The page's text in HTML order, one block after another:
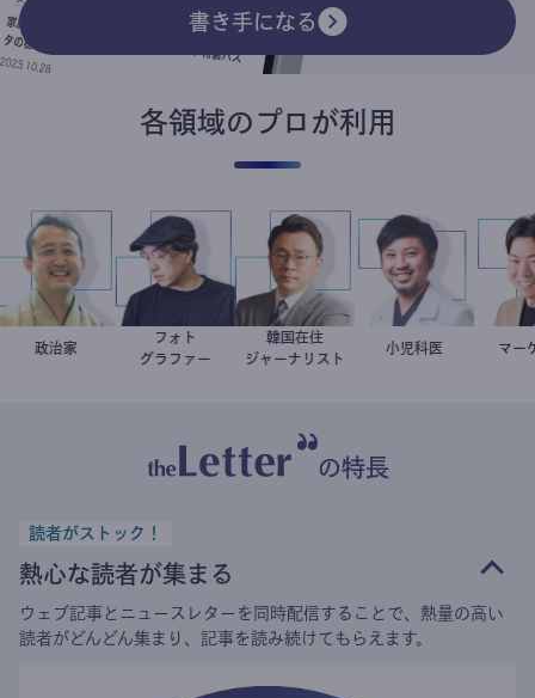
書き手になる
各領域のプロが利用
小坂英二
政治家 別所隆弘
フォト
グラファー
徐台教
韓国在住
ジャーナリスト
今西洋介
小児科医
の特長
読者がストック！
熱心な読者が集まる
ウェブ記事とニュースレターを同時配信することで、熱量の高い
読者がどんどん集まり、記事を読み続けてもらえます。